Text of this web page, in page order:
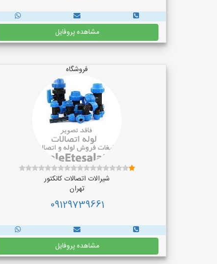
مشاهده پروفایل
فروشگاه
شیرالات اتصالات کانکتور
تهران
09129739661
مشاهده پروفایل